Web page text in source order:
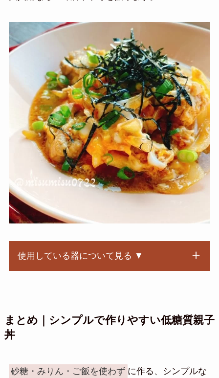
使用している器について見る ▼
まとめ｜シンプルで作りやすい低糖質親子
丼
砂糖・みりん・ご飯を使わず に作る、シンプルな